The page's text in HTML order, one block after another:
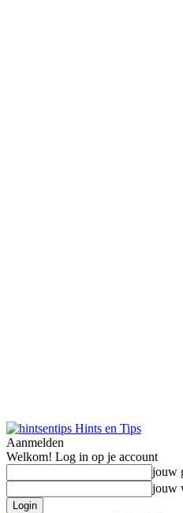
Hints en Tips
Aanmelden
Welkom! Log in op je account
jouw
jouw